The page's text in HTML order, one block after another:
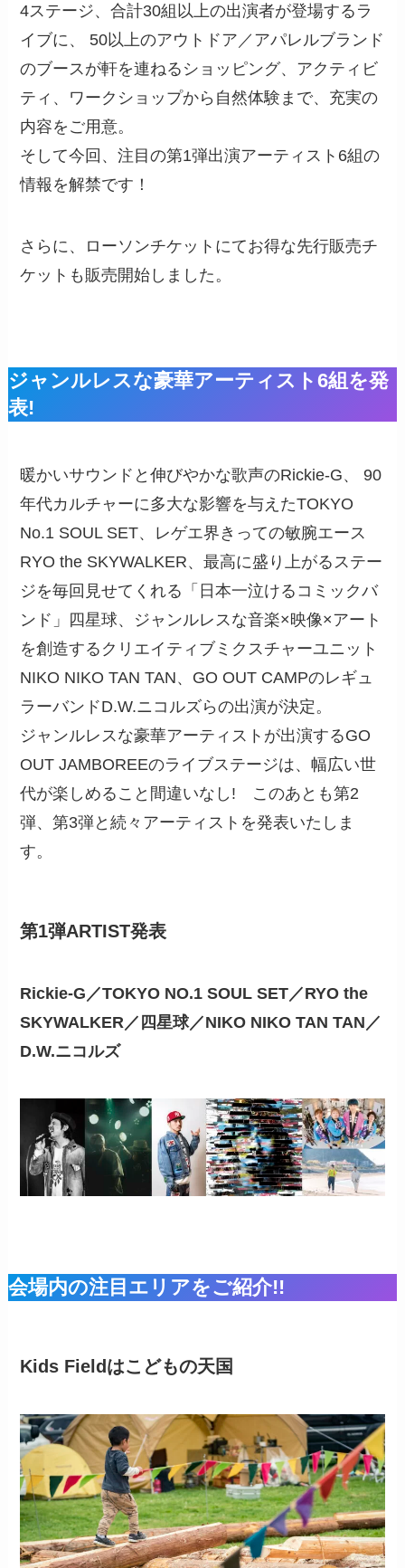
4ステージ、合計30組以上の出演者が登場するラ
イブに、 50以上のアウトドア／アパレルブランド
のブースが軒を連ねるショッピング、アクティビ
ティ、ワークショップから自然体験まで、充実の
内容をご用意。
そして今回、注目の第1弾出演アーティスト6組の
情報を解禁です！
さらに、ローソンチケットにてお得な先行販売チ
ケットも販売開始しました。
ジャンルレスな豪華アーティスト6組を発
表!
暖かいサウンドと伸びやかな歌声のRickie-G、 90
年代カルチャーに多大な影響を与えたTOKYO
No.1 SOUL SET、レゲエ界きっての敏腕エース
RYO the SKYWALKER、最高に盛り上がるステー
ジを毎回見せてくれる「日本一泣けるコミックバ
ンド」四星球、ジャンルレスな音楽×映像×アート
を創造するクリエイティブミクスチャーユニット
NIKO NIKO TAN TAN、GO OUT CAMPのレギュ
ラーバンドD.W.ニコルズらの出演が決定。
ジャンルレスな豪華アーティストが出演するGO
OUT JAMBOREEのライブステージは、幅広い世
代が楽しめること間違いなし! このあとも第2
弾、第3弾と続々アーティストを発表いたしま
す。
第1弾ARTIST発表
Rickie-G／TOKYO NO.1 SOUL SET／RYO the
SKYWALKER／四星球／NIKO NIKO TAN TAN／
D.W.ニコルズ
会場内の注目エリアをご紹介!!
Kids Fieldはこどもの天国